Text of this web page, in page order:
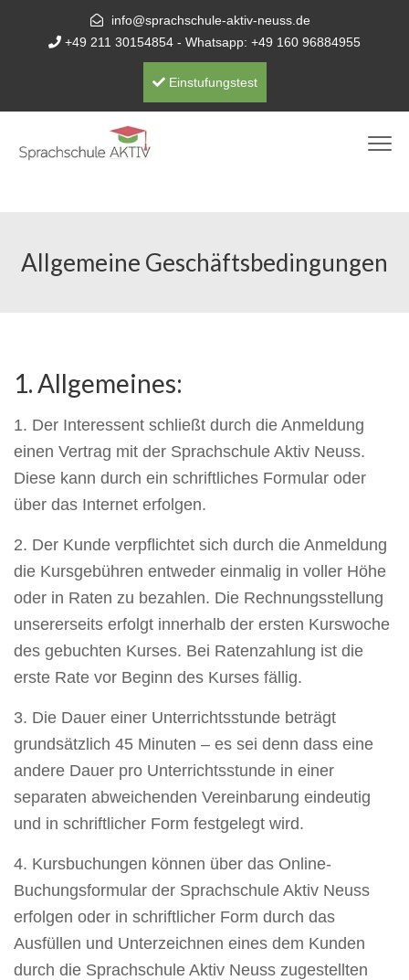
info@sprachschule-aktiv-neuss.de
+49 211 30154854 - Whatsapp: +49 160 96884955
Einstufungstest
Allgemeine Geschäftsbedingungen
1. Allgemeines:
1. Der Interessent schließt durch die Anmeldung
einen Vertrag mit der Sprachschule Aktiv Neuss.
Diese kann durch ein schriftliches Formular oder
über das Internet erfolgen.
2. Der Kunde verpflichtet sich durch die Anmeldung
die Kursgebühren entweder einmalig in voller Höhe
oder in Raten zu bezahlen. Die Rechnungsstellung
unsererseits erfolgt innerhalb der ersten Kurswoche
des gebuchten Kurses. Bei Ratenzahlung ist die
erste Rate vor Beginn des Kurses fällig.
3. Die Dauer einer Unterrichtsstunde beträgt
grundsätzlich 45 Minuten – es sei denn dass eine
andere Dauer pro Unterrichtsstunde in einer
separaten abweichenden Vereinbarung eindeutig
und in schriftlicher Form festgelegt wird.
4. Kursbuchungen können über das Online-
Buchungsformular der Sprachschule Aktiv Neuss
erfolgen oder in schriftlicher Form durch das
Ausfüllen und Unterzeichnen eines dem Kunden
durch die Sprachschule Aktiv Neuss zugestellten